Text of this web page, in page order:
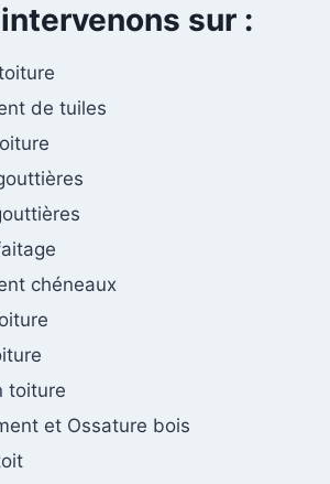
sur :
de tuiles
chéneaux
toiture
et Ossature bois